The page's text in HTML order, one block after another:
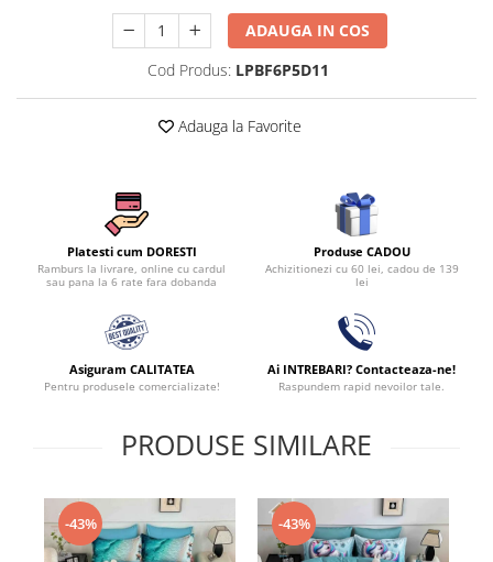
Set Lenjerie De Pat Jacquard Regal,
11 Piese, Cuvertura Inclusa
Lenjerii Damasc Egiptean King Size
Lenjerii De Pat, Imprimeu 3D, 1
ADAUGA IN COS
Cod Produs: LPBF6P5D11
Adauga la Favorite
Platesti cum DORESTI
Ramburs la livrare, online cu cardul
sau pana la 6 rate fara dobanda
Produse CADOU
Achizitionezi cu 60 lei, cadou de 139
lei
Asiguram CALITATEA
Pentru produsele comercializate!
Ai INTREBARI? Contacteaza-ne!
Raspundem rapid nevoilor tale.
PRODUSE SIMILARE
-43% -43%